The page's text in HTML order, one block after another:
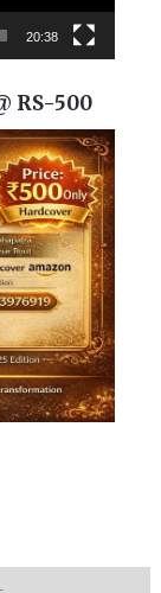
20:38
RS-500